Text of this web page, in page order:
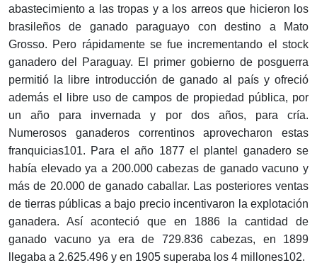
abastecimiento a las tropas y a los arreos que hicieron los
brasileños de ganado paraguayo con destino a Mato
Grosso. Pero rápidamente se fue incrementando el stock
ganadero del Paraguay. El primer gobierno de posguerra
permitió la libre introducción de ganado al país y ofreció
además el libre uso de campos de propiedad pública, por
un año para invernada y por dos años, para cría.
Numerosos ganaderos correntinos aprovecharon estas
franquicias101. Para el año 1877 el plantel ganadero se
había elevado ya a 200.000 cabezas de ganado vacuno y
más de 20.000 de ganado caballar. Las posteriores ventas
de tierras públicas a bajo precio incentivaron la explotación
ganadera. Así aconteció que en 1886 la cantidad de
ganado vacuno ya era de 729.836 cabezas, en 1899
llegaba a 2.625.496 y en 1905 superaba los 4 millones102.